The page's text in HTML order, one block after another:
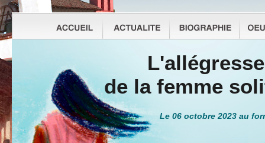
L'allégresse
de la femme
Le 06 octobre 2023 au